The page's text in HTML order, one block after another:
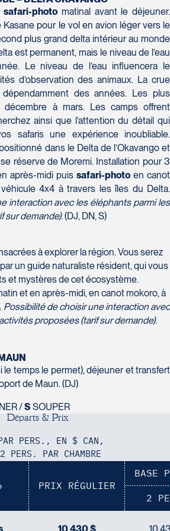
safari-photo matinal avant le déjeuner.
Kasane pour le vol en avion léger vers le
plus grand delta intérieur au monde
est permanent, mais le niveau de l’eau
Le niveau de l’eau influencera le
d’observation des animaux. La crue
des années. Les plus
à mars. Les camps offrent
ainsi que l’attention du détail qui
safaris une expérience inoubliable.
dans le Delta de l’Okavango et
réserve de Moremi. Installation pour 3
après-midi puis safari-photo en canot
4x4 à travers les îles du Delta.
interaction avec les éléphants parmi les
sur demande). (DJ, DN, S)
à explorer la région. Vous serez
un guide naturaliste résident, qui vous
et mystères de cet écosystème.
et en après-midi, en canot mokoro, à
Possibilité de choisir une interaction avec
proposées (tarif sur demande).
le temps le permet), déjeuner et transfert
de Maun. (DJ)
/S SOUPER
Départs & Prix
PERS., EN $ CAN,
PERS. PAR CHAMBRE
PRIX RÉGULIER
BASE
2
751-5557
385-2511
682-8616
- local 39
655-5736
Laurier
800-331-0363
800-561-2967
- Local 104
848-1518
Bourgeois -
977-4080
la Cité
#133, Place de
202
SOUMETTRE